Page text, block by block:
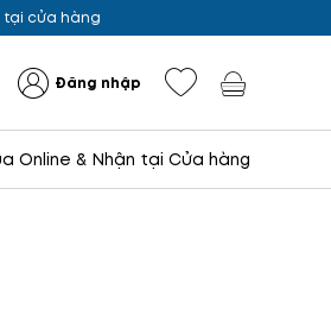
tại cửa hàng
Đăng nhập
Online & Nhận tại Cửa hàng